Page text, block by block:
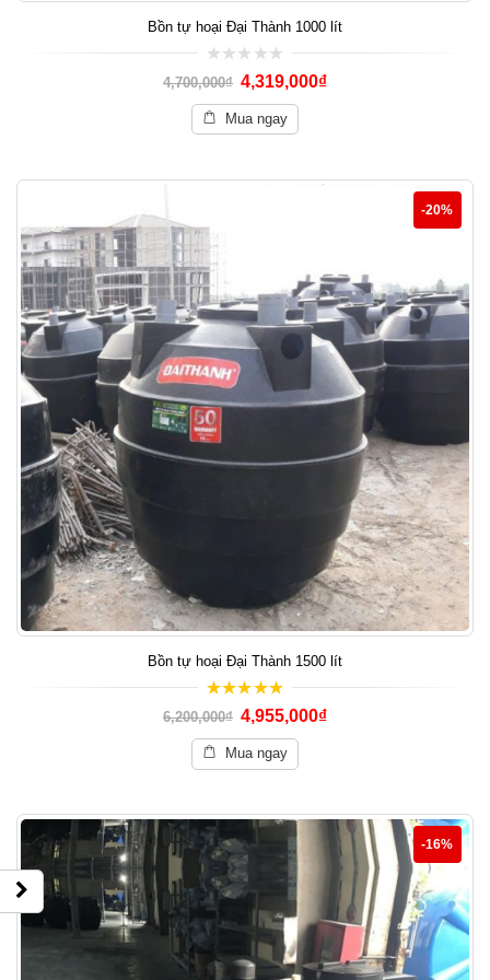
Bồn tự hoại Đại Thành 1000 lít
0
out
of
5
4,700,000₫ 4,319,000₫
Mua ngay
-20%
Bồn tự hoại Đại Thành 1500 lít
5.00out of 5
6,200,000₫ 4,955,000₫
Mua ngay
-16%